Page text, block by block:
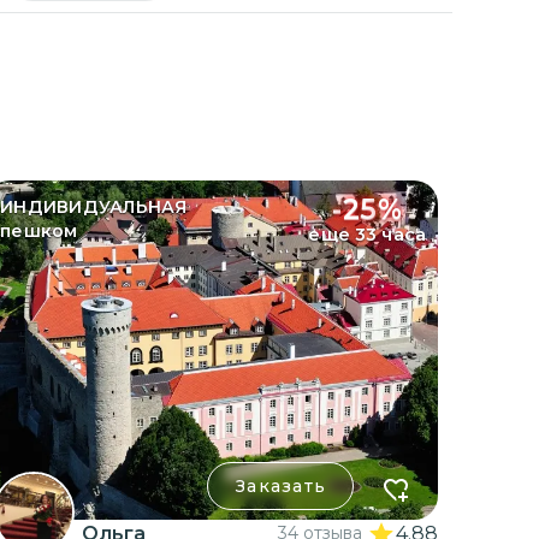
ИНДИВИДУАЛЬНАЯ
пешком
-25%
еще 33 часа
Заказать
Ольга 34 отзыва 4.88